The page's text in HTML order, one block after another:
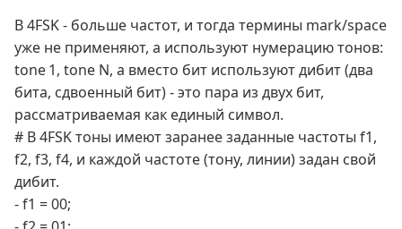
В 4FSK - больше частот, и тогда термины mark/space
уже не применяют, а используют нумерацию тонов:
tone 1, tone N, а вместо бит используют дибит (два
бита, сдвоенный бит) - это пара из двух бит,
рассматриваемая как единый символ.
# В 4FSK тоны имеют заранее заданные частоты f1,
f2, f3, f4, и каждой частоте (тону, линии) задан свой
дибит.
- f1 = 00;